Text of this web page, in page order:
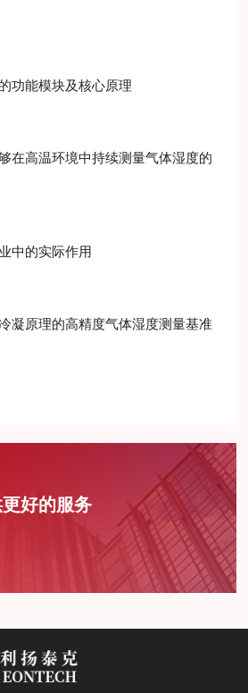
功能模块及核心原理
在高温环境中持续测量气体湿度的
中的实际作用
凝原理的高精度气体湿度测量基准
好的服务